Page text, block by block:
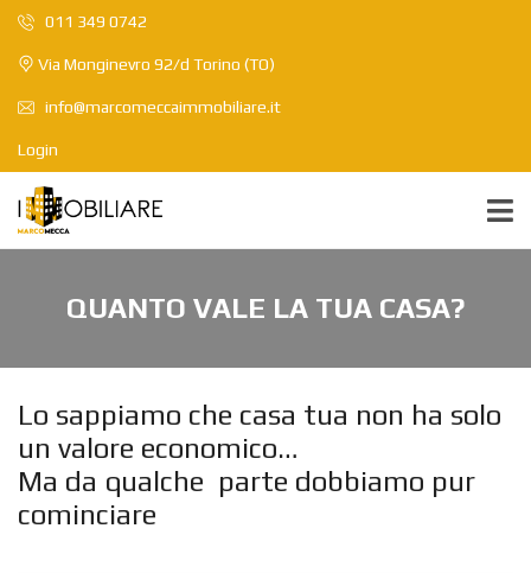
011 349 0742
Via Monginevro 92/d Torino (TO)
info@marcomeccaimmobiliare.it
Login
QUANTO VALE LA TUA CASA?
Lo sappiamo che casa tua non ha solo
un valore economico…
Ma da qualche parte dobbiamo pur
cominciare